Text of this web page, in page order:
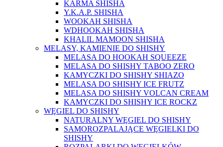
KARMA SHISHA
Y.K.A.P. SHISHA
WOOKAH SHISHA
WDHOOKAH SHISHA
KHALIL MAMOON SHISHA
MELASY, KAMIENIE DO SHISHY
MELASA DO HOOKAH SQUEEZE
MELASA DO SHISHY TABOO ZERO
KAMYCZKI DO SHISHY SHIAZO
MELASA DO SHISHY ICE FRUTZ
MELASA DO SHISHY VOLCAN CREAM
KAMYCZKI DO SHISHY ICE ROCKZ
WĘGIEL DO SHISHY
NATURALNY WĘGIEL DO SHISHY
SAMOROZPALAJĄCE WĘGIELKI DO
SHISHY